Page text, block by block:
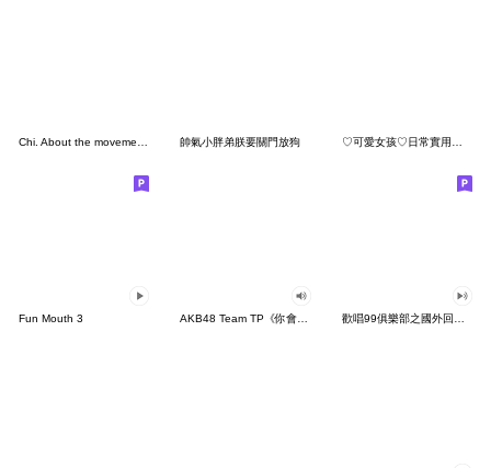
帥氣小胖弟朕要關門放狗
Fun Mouth 3 AKB48 Team TP《你會等我嗎？》 歡唱99俱樂部之國外回來的Mary (晶晶體篇)